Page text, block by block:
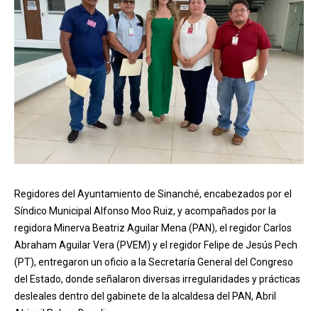
Regidores del Ayuntamiento de Sinanché, encabezados por el
Síndico Municipal Alfonso Moo Ruiz, y acompañados por la
regidora Minerva Beatriz Aguilar Mena (PAN), el regidor Carlos
Abraham Aguilar Vera (PVEM) y el regidor Felipe de Jesús Pech
(PT), entregaron un oficio a la Secretaría General del Congreso
del Estado, donde señalaron diversas irregularidades y prácticas
desleales dentro del gabinete de la alcaldesa del PAN, Abril